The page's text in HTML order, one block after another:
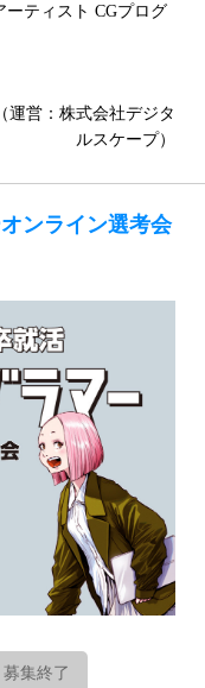
ティスト CGプログ
運営：株式会社デジタ
ルスケープ）
ンライン選考会
募集終了